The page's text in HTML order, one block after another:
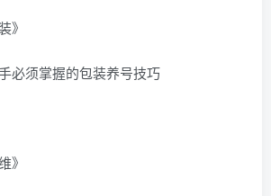
》
必须掌握的包装养号技巧
》